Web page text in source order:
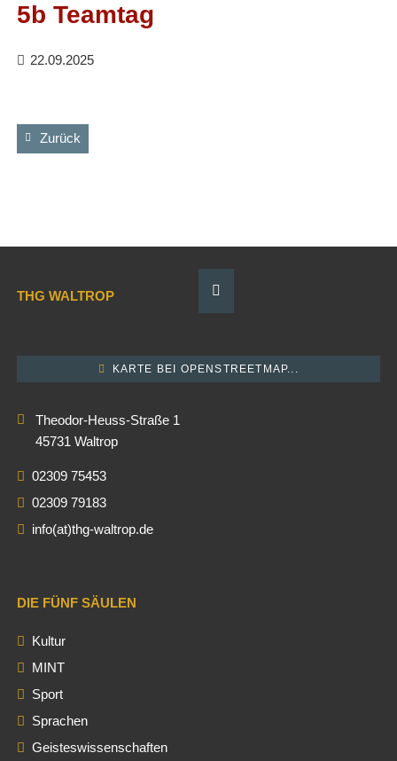
5b Teamtag
22.09.2025
Zurück
THG WALTROP
KARTE BEI OPENSTREETMAP...
Theodor-Heuss-Straße 1
45731 Waltrop
02309 75453
02309 79183
info(at)thg-waltrop.de
DIE FÜNF SÄULEN
Kultur
MINT
Sport
Sprachen
Geisteswissenschaften